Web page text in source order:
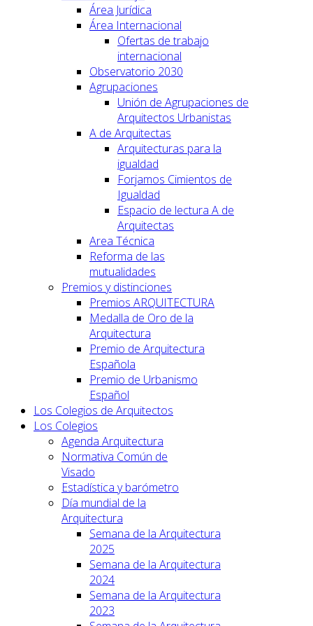
Área Jurídica
Área Internacional
Ofertas de trabajo
internacional
Observatorio 2030
Agrupaciones
Unión de Agrupaciones de
Arquitectos Urbanistas
A de Arquitectas
Arquitecturas para la
igualdad
Forjamos Cimientos de
Igualdad
Espacio de lectura A de
Arquitectas
Area Técnica
Reforma de las
mutualidades
Premios y distinciones
Premios ARQUITECTURA
Medalla de Oro de la
Arquitectura
Premio de Arquitectura
Española
Premio de Urbanismo
Español
Los Colegios de Arquitectos
Los Colegios
Agenda Arquitectura
Normativa Común de
Visado
Estadística y barómetro
Día mundial de la
Arquitectura
Semana de la Arquitectura
2025
Semana de la Arquitectura
2024
Semana de la Arquitectura
2023